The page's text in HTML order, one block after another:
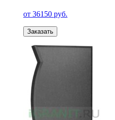
от 36150 руб.
Заказать